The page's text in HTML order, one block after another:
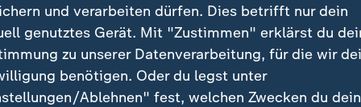
Satou und Nyara Sabally oder Leonie Fiebich
Deutschland über seine bislang wohl
Bei der WM in Berlin (4. bis 13.
Ziel sein.
und verarbeiten dürfen. Dies betrifft nur dein
genutztes Gerät. Mit "Zustimmen" erklärst du
zu unserer Datenverarbeitung, für die wir
benötigen. Oder du legst unter
Ablehnen" fest, welchen Zwecken du